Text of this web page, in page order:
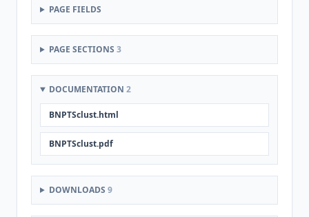
PAGE FIELDS
PAGE SECTIONS 3
DOCUMENTATION 2
BNPTSclust.html
BNPTSclust.pdf
DOWNLOADS 9